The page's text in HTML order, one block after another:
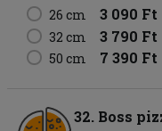
26 cm
3 090 Ft
32 cm 3 790 Ft
50 cm 7 390 Ft
32. Boss